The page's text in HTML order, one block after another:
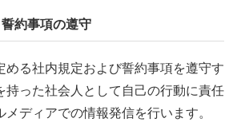
約事項の遵守
める社内規定および誓約事項を遵守す
持った社会人として自己の行動に責任
メディアでの情報発信を行います。